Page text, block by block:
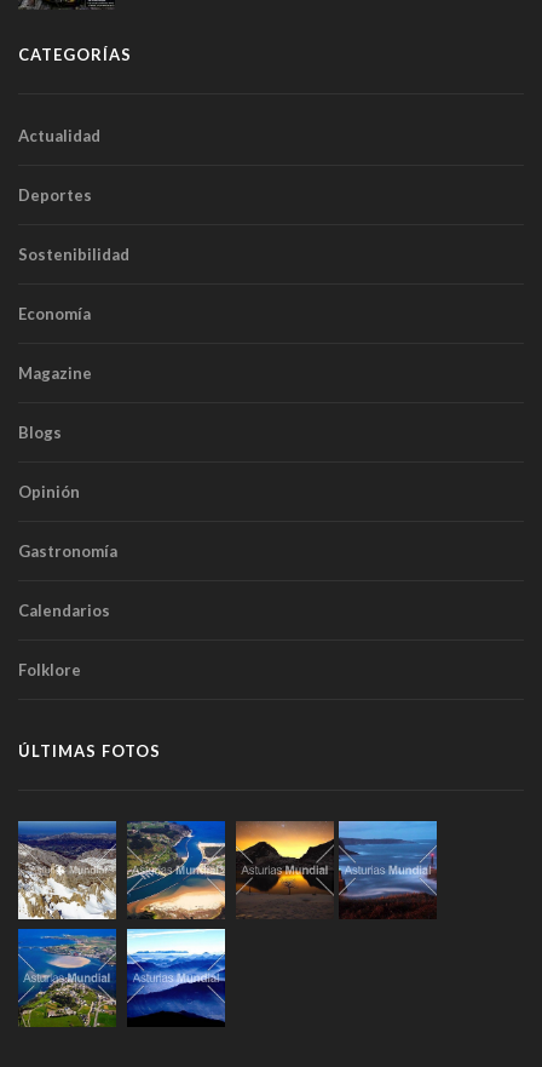
CATEGORÍAS
Actualidad
Deportes
Sostenibilidad
Economía
Magazine
Blogs
Opinión
Gastronomía
Calendarios
Folklore
ÚLTIMAS FOTOS